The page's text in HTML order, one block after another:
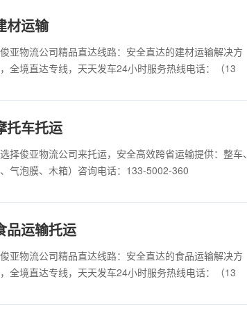
材运输
亚物流公司精品直达线路：安全直达的建材运输解决方
全境直达专线，天天发车24小时服务热线电话：（13
托车托运
择俊亚物流公司来托运，安全高效跨省运输提供：整车、
气泡膜、木箱）咨询电话：133-5002-360
品运输托运
亚物流公司精品直达线路：安全直达的食品运输解决方
全境直达专线，天天发车24小时服务热线电话：（13